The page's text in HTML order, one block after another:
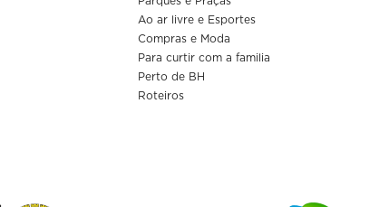
Ao ar livre e Esportes
Compras e Moda
Para curtir com a familia
Perto de BH
Roteiros